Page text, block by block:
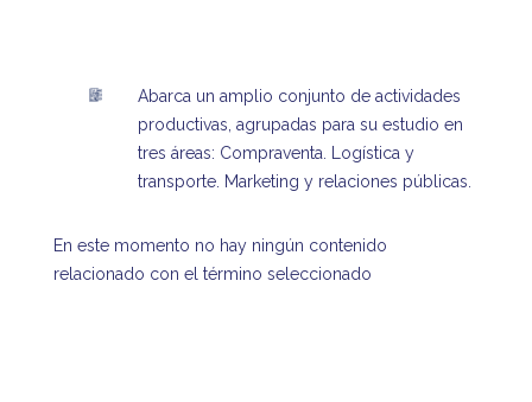
Abarca un amplio conjunto de actividades
productivas, agrupadas para su estudio en
tres áreas: Compraventa. Logística y
transporte. Marketing y relaciones públicas.
En este momento no hay ningún contenido
relacionado con el término seleccionado